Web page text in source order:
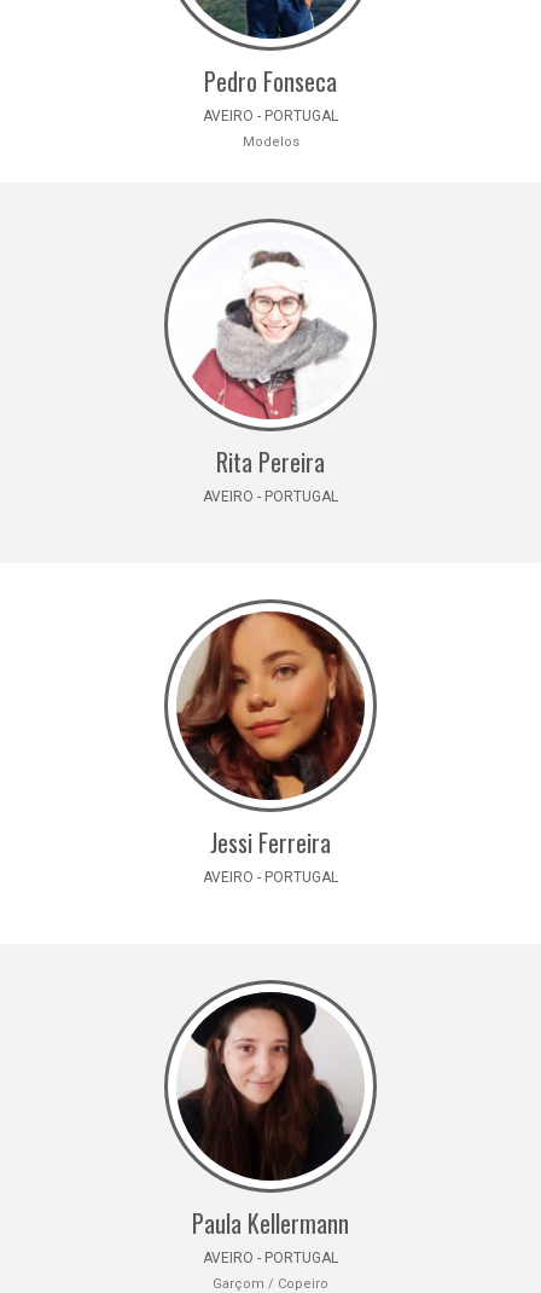
Pedro Fonseca
AVEIRO - PORTUGAL
Modelos
Rita Pereira
AVEIRO - PORTUGAL
Jessi Ferreira
AVEIRO - PORTUGAL
Paula Kellermann
AVEIRO - PORTUGAL
Garçom / Copeiro